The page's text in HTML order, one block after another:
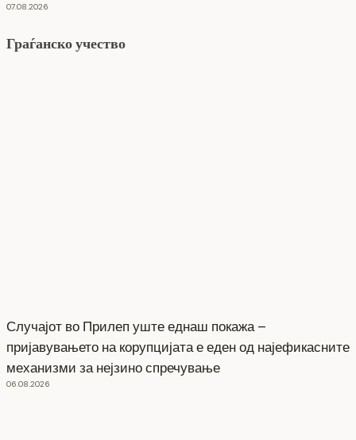
07.08.2026
Граѓанско учество
Случајот во Прилеп уште еднаш покажа –
пријавувањето на корупцијата е еден од најефикасните
механизми за нејзино спречување
06.08.2026